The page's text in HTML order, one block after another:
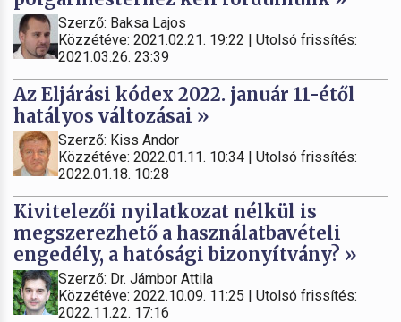
Szerző: Baksa Lajos
Közzétéve: 2021.02.21. 19:22 | Utolsó frissítés:
2021.03.26. 23:39
Az Eljárási kódex 2022. január 11-étől
hatályos változásai »
Szerző: Kiss Andor
Közzétéve: 2022.01.11. 10:34 | Utolsó frissítés:
2022.01.18. 10:28
Kivitelezői nyilatkozat nélkül is
megszerezhető a használatbavételi
engedély, a hatósági bizonyítvány? »
Szerző: Dr. Jámbor Attila
Közzétéve: 2022.10.09. 11:25 | Utolsó frissítés:
2022.11.22. 17:16